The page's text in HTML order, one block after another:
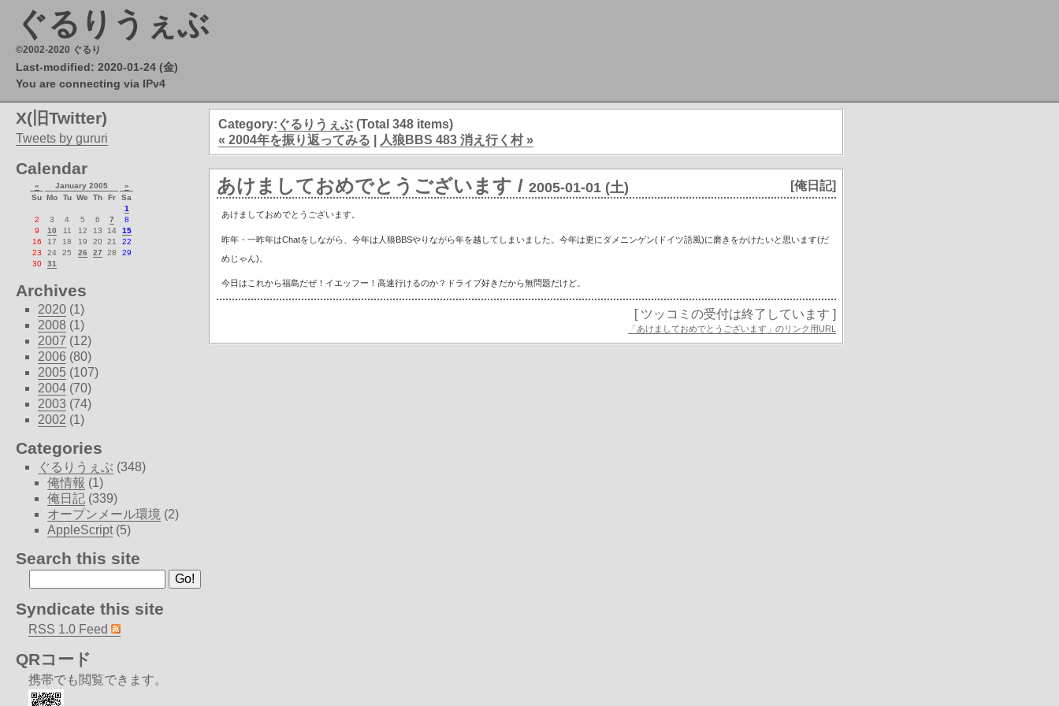
ぐるりうぇぶ
©2002-2020 ぐるり
Last-modified: 2020-01-24 (金)
You are connecting via IPv4
Category: ぐるりうぇぶ (Total 348 items)
« 2004年を振り返ってみる
人狼BBS 483 消え行く村 »
[俺日記]
あけましておめでとうございます / 2005-01-01 (土)
あけましておめでとうございます。
昨年・一昨年はChatをしながら、今年は人狼BBSやりながら年を越してしまいました。今年は更にダメニンゲン(ドイツ語風)に磨きをかけたいと思います(だ
めじゃん)。
今日はこれから福島だぜ！イエッフー！高速行けるのか？ドライブ好きだから無問題だけど。
[ ツッコミの受付は終了しています ]
「あけましておめでとうございます」のリンク用URL
X(旧Twitter)
Tweets by gururi
Calendar
« January 2005
»
Su Mo Tu We Th Fr
Sa
1
2
3 4 5 6 7
8
9
10 11 12 13 14
15
16
17 18 19 20 21
22
23
24 25 26 27 28
29
30
31
Archives
2020 (1)
2008 (1)
2007 (12)
2006 (80)
2005 (107)
2004 (70)
2003 (74)
2002 (1)
Categories
ぐるりうぇぶ (348)
俺情報 (1)
俺日記 (339)
オープンメール環境 (2)
AppleScript (5)
Search this site
Syndicate this site
RSS 1.0 Feed
QRコード
携帯でも閲覧できます。